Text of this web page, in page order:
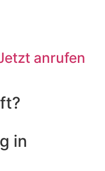
anrufen
in